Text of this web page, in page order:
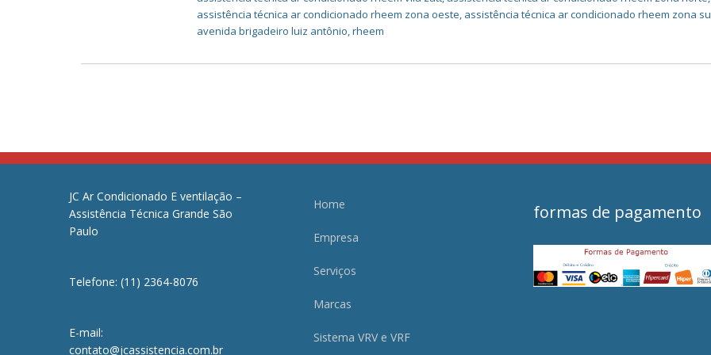
assistência técnica ar condicionado rheem zona oeste, assistência técnica ar condicionado rheem zona
avenida brigadeiro luiz antônio,rheem
JC Ar Condicionado E ventilação –
Assistência Técnica Grande São
Paulo
Telefone: (11) 2364-8076
E-mail:
contato@jcassistencia.com.br
Home
Empresa
Serviços
Marcas
Sistema VRV e VRF
formas de pagamento